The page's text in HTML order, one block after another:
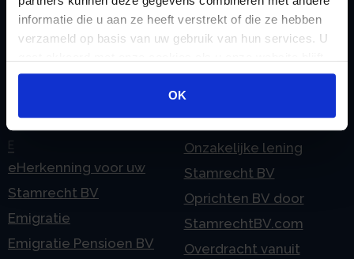
informatie die u aan ze heeft verstrekt of die ze hebben
verzameld op basis van uw gebruik van hun services. U
gebruiken.
OK
Checklist IB 2024 (PDF)
Checklist IB 2024 (Word)
Checklist IB 2025 (PDF)
Contact
E
eHerkenning voor uw
Stamrecht BV
Emigratie
Emigratie Pensioen BV
Stamrecht BV
ODV BV
Ontbinden Stamrecht
BV
Onzakelijke lening
Stamrecht BV
Oprichten BV door
StamrechtBV.com
Overdracht vanuit